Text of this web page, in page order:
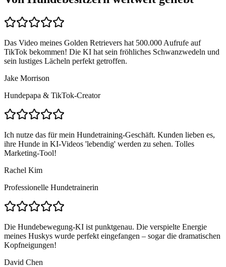
Das Video meines Golden Retrievers hat 500.000 Aufrufe auf
TikTok bekommen! Die KI hat sein fröhliches Schwanzwedeln und
sein lustiges Lächeln perfekt getroffen.
Jake Morrison
Hundepapa & TikTok-Creator
Ich nutze das für mein Hundetraining-Geschäft. Kunden lieben es,
ihre Hunde in KI-Videos 'lebendig' werden zu sehen. Tolles
Marketing-Tool!
Rachel Kim
Professionelle Hundetrainerin
Die Hundebewegung-KI ist punktgenau. Die verspielte Energie
meines Huskys wurde perfekt eingefangen – sogar die dramatischen
Kopfneigungen!
David Chen